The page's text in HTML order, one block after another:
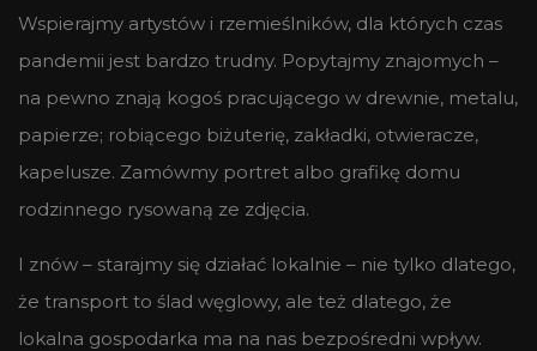
Wspierajmy artystów i rzemieślników, dla których czas
pandemii jest bardzo trudny. Popytajmy znajomych –
na pewno znają kogoś pracującego w drewnie, metalu,
papierze; robiącego biżuterię, zakładki, otwieracze,
kapelusze. Zamówmy portret albo grafikę domu
rodzinnego rysowaną ze zdjęcia.
I znów – starajmy się działać lokalnie – nie tylko dlatego,
że transport to ślad węglowy, ale też dlatego, że
lokalna gospodarka ma na nas bezpośredni wpływ.